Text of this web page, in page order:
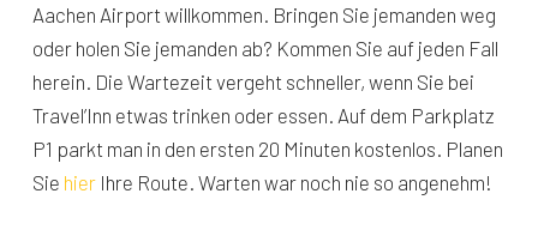
Aachen Airport willkommen. Bringen Sie jemanden weg
oder holen Sie jemanden ab? Kommen Sie auf jeden Fall
herein. Die Wartezeit vergeht schneller, wenn Sie bei
Travel’Inn etwas trinken oder essen. Auf dem Parkplatz
P1 parkt man in den ersten 20 Minuten kostenlos. Planen
Sie hierIhre Route. Warten war noch nie so angenehm!